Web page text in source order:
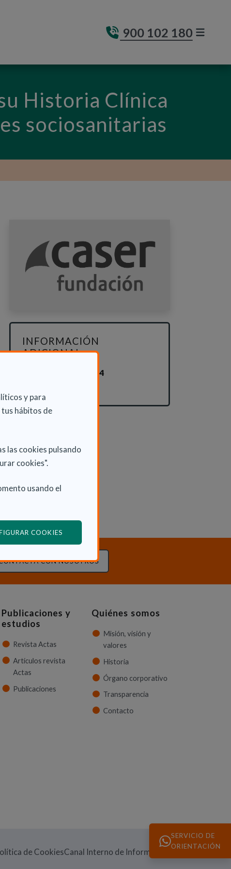
y para
hábitos de
las cookies pulsando
cookies".
usando el
COOKIES
900 102 180
Historia Clínica
sociosanitarias
INFORMACIÓN
ADICIONAL
Lun 21 Julio 2014
CON NOSOTROS
Publicaciones y
estudios
Revista Actas
Artículos revista
Actas
Publicaciones
Quiénes somos
Misión, visión y
valores
Historia
Órgano corporativo
Transparencia
Contacto
de CookiesCanal Interno de Información (Abre en nueva
SERVICIO DE
ORIENTACIÓN